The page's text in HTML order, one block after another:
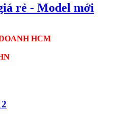
rẻ - Model mới
HCM